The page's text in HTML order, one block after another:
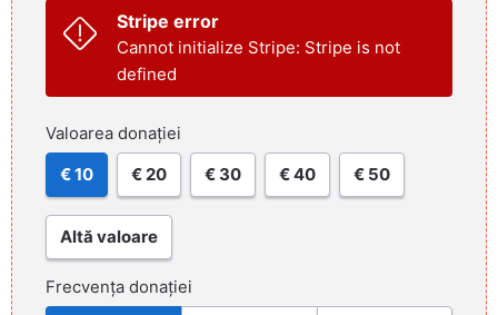
Stripe error
Cannot initialize Stripe: Stripe is not
defined
Valoarea donației
€ 10 € 20 € 30 € 40 € 50
Altă valoare
Frecvența donației